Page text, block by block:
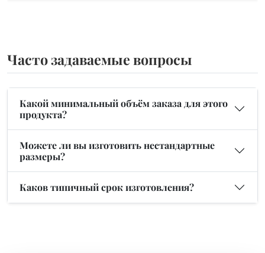
Часто задаваемые вопросы
Какой минимальный объём заказа для этого
продукта?
Можете ли вы изготовить нестандартные
размеры?
Каков типичный срок изготовления?